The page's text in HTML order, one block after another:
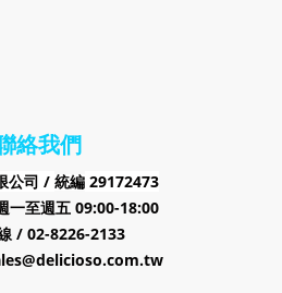
絡我們
公司 / 統編 29172473
一至週五 09:00-18:00
/ 02-8226-2133